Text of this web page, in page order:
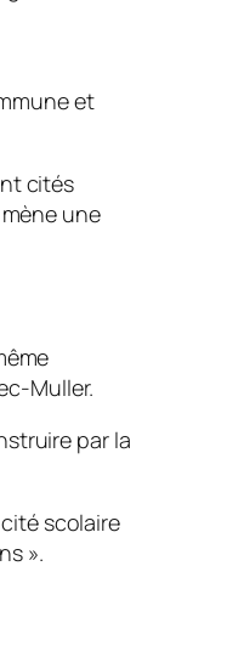
et
cités
une
Muller.
par la
scolaire
».